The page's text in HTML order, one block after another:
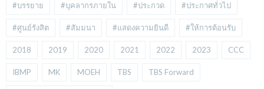
#บรรยาย #บุคลากรภายใน #ประกวด #ประกาศทั่วไป
#ศูนย์รังสิต #สัมมนา #แสดงความยินดี #ให้การต้อนรับ
2018 2019 2020 2021 2022 2023 CCC
IBMP MK MOEH TBS TBS Forward